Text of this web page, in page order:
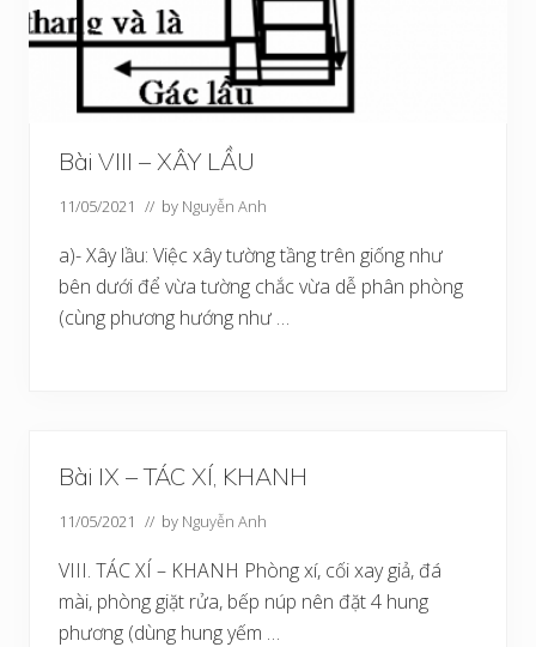
Bài VIII – XÂY LẦU
11/05/2021 // by Nguyễn Anh
a)- Xây lầu: Việc xây tường tầng trên giống như
bên dưới để vừa tường chắc vừa dễ phân phòng
(cùng phương hướng như …
Bài IX – TÁC XÍ, KHANH
11/05/2021 // by Nguyễn Anh
VIII. TÁC XÍ – KHANH Phòng xí, cối xay giả, đá
mài, phòng giặt rửa, bếp núp nên đặt 4 hung
phương (dùng hung yếm …